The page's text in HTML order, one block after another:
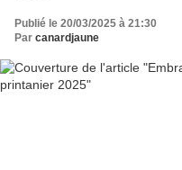
Publié le 20/03/2025 à 21:30
Par canardjaune